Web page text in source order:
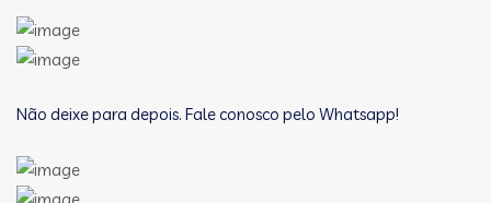
Não deixe para depois. Fale conosco pelo Whatsapp!